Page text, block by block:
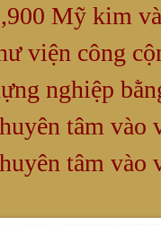
Mỹ kim
viện công
nghiệp
tâm vào
tâm vào